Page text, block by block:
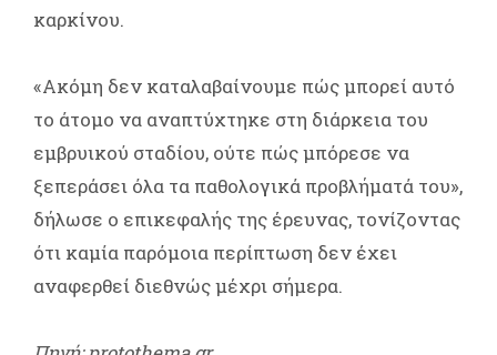
καρκίνου.
«Ακόμη δεν καταλαβαίνουμε πώς μπορεί αυτό
το άτομο να αναπτύχτηκε στη διάρκεια του
εμβρυικού σταδίου, ούτε πώς μπόρεσε να
ξεπεράσει όλα τα παθολογικά προβλήματά του»,
δήλωσε ο επικεφαλής της έρευνας, τονίζοντας
ότι καμία παρόμοια περίπτωση δεν έχει
αναφερθεί διεθνώς μέχρι σήμερα.